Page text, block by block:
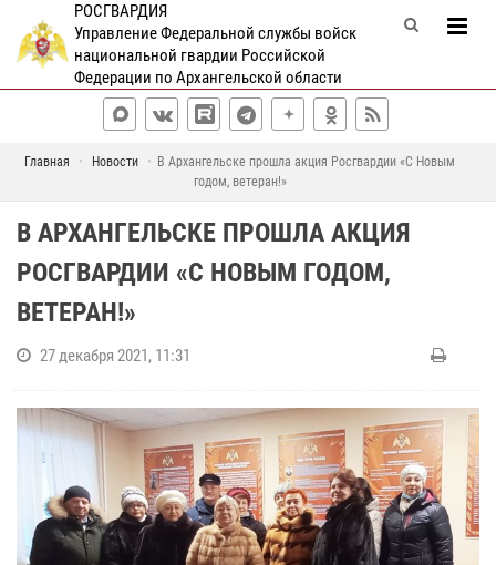
РОСГВАРДИЯ
Управление Федеральной службы войск
национальной гвардии Российской
Федерации по Архангельской области
Главная Новости
В Архангельске прошла акция Росгвардии «С Новым
годом, ветеран!»
В АРХАНГЕЛЬСКЕ ПРОШЛА АКЦИЯ
РОСГВАРДИИ «С НОВЫМ ГОДОМ,
ВЕТЕРАН!»
27 декабря 2021, 11:31